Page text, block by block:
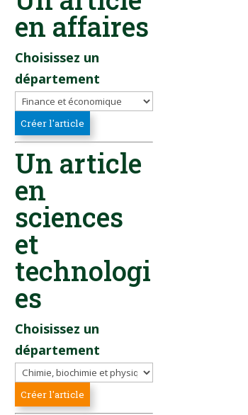
en affaires
Choisissez un
département
Un article
en
sciences
et
technologi
es
Choisissez un
département